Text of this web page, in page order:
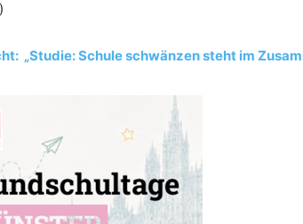
„Studie: Schule schwänzen steht im